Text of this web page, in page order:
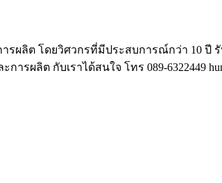
ลิต โดยวิศวกรที่มีประสบการณ์กว่า 10 ปี
กับเราได้สนใจ โทร 089-6322449